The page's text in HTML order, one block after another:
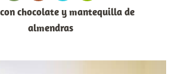
chocolate y mantequilla de
almendras